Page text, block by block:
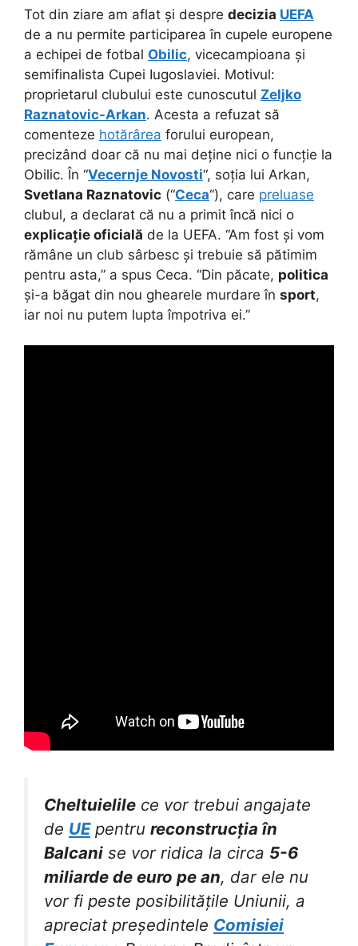
Tot din ziare am aflat și despre decizia UEFA
de a nu permite participarea în cupele europene
a echipei de fotbal Obilic, vicecampioana și
semifinalista Cupei Iugoslaviei. Motivul:
proprietarul clubului este cunoscutul Zeljko
Raznatovic-Arkan. Acesta a refuzat să
comenteze hotărârea forului european,
precizând doar că nu mai deține nici o funcție la
Obilic. În “Vecernje Novosti“, soția lui Arkan,
Svetlana Raznatovic (“Ceca“), care preluase
clubul, a declarat că nu a primit încă nici o
explicație oficială de la UEFA. “Am fost și vom
rămâne un club sârbesc și trebuie să pătimim
pentru asta,” a spus Ceca. “Din păcate, politica
și-a băgat din nou ghearele murdare în sport,
iar noi nu putem lupta împotriva ei.”
Cheltuielile ce vor trebui angajate
de UEpentru reconstrucția în
Balcani se vor ridica la circa 5-6
miliarde de euro pe an, dar ele nu
vor fi peste posibilitățile Uniunii, a
apreciat președintele Comisiei